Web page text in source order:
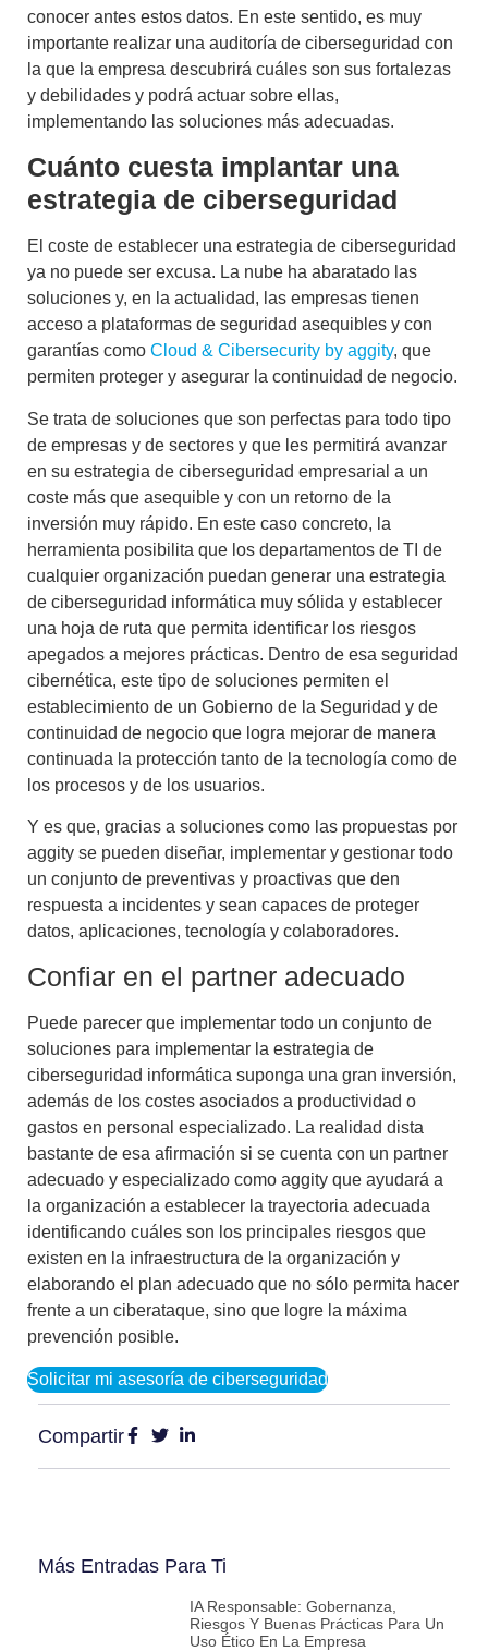
conocer antes estos datos. En este sentido, es muy
importante realizar una auditoría de ciberseguridad con
la que la empresa descubrirá cuáles son sus fortalezas
y debilidades y podrá actuar sobre ellas,
implementando las soluciones más adecuadas.
Cuánto cuesta implantar una
estrategia de ciberseguridad
El coste de establecer una estrategia de ciberseguridad
ya no puede ser excusa. La nube ha abaratado las
soluciones y, en la actualidad, las empresas tienen
acceso a plataformas de seguridad asequibles y con
garantías como Cloud & Cibersecurity by aggity, que
permiten proteger y asegurar la continuidad de negocio.
Se trata de soluciones que son perfectas para todo tipo
de empresas y de sectores y que les permitirá avanzar
en su estrategia de ciberseguridad empresarial a un
coste más que asequible y con un retorno de la
inversión muy rápido. En este caso concreto, la
herramienta posibilita que los departamentos de TI de
cualquier organización puedan generar una estrategia
de ciberseguridad informática muy sólida y establecer
una hoja de ruta que permita identificar los riesgos
apegados a mejores prácticas. Dentro de esa seguridad
cibernética, este tipo de soluciones permiten el
establecimiento de un Gobierno de la Seguridad y de
continuidad de negocio que logra mejorar de manera
continuada la protección tanto de la tecnología como de
los procesos y de los usuarios.
Y es que, gracias a soluciones como las propuestas por
aggity se pueden diseñar, implementar y gestionar todo
un conjunto de preventivas y proactivas que den
respuesta a incidentes y sean capaces de proteger
datos, aplicaciones, tecnología y colaboradores.
Confiar en el partner adecuado
Puede parecer que implementar todo un conjunto de
soluciones para implementar la estrategia de
ciberseguridad informática suponga una gran inversión,
además de los costes asociados a productividad o
gastos en personal especializado. La realidad dista
bastante de esa afirmación si se cuenta con un partner
adecuado y especializado como aggity que ayudará a
la organización a establecer la trayectoria adecuada
identificando cuáles son los principales riesgos que
existen en la infraestructura de la organización y
elaborando el plan adecuado que no sólo permita hacer
frente a un ciberataque, sino que logre la máxima
prevención posible.
Solicitar mi asesoría de ciberseguridad
Compartir
Más Entradas Para Ti
IA Responsable: Gobernanza,
Riesgos Y Buenas Prácticas Para Un
Uso Ético En La Empresa